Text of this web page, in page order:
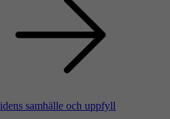
samhälle och uppfyll